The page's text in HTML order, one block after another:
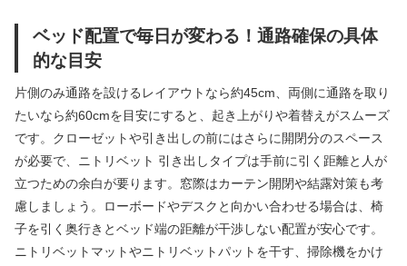
ベッド配置で毎日が変わる！通路確保の具体
的な目安
片側のみ通路を設けるレイアウトなら約45cm、両側に通路を取り
たいなら約60cmを目安にすると、起き上がりや着替えがスムーズ
です。クローゼットや引き出しの前にはさらに開閉分のスペース
が必要で、ニトリベット 引き出しタイプは手前に引く距離と人が
立つための余白が要ります。窓際はカーテン開閉や結露対策も考
慮しましょう。ローボードやデスクと向かい合わせる場合は、椅
子を引く奥行きとベッド端の距離が干渉しない配置が安心です。
ニトリベットマットやニトリベットパットを干す、掃除機をかけ